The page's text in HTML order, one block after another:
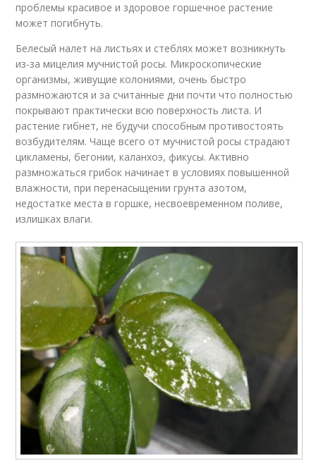
проблемы красивое и здоровое горшечное растение
может погибнуть.
Белесый налет на листьях и стеблях может возникнуть
из-за мицелия мучнистой росы. Микроскопические
организмы, живущие колониями, очень быстро
размножаются и за считанные дни почти что полностью
покрывают практически всю поверхность листа. И
растение гибнет, не будучи способным противостоять
возбудителям. Чаще всего от мучнистой росы страдают
цикламены, бегонии, каланхоэ, фикусы. Активно
размножаться грибок начинает в условиях повышенной
влажности, при перенасыщении грунта азотом,
недостатке места в горшке, несвоевременном поливе,
излишках влаги.